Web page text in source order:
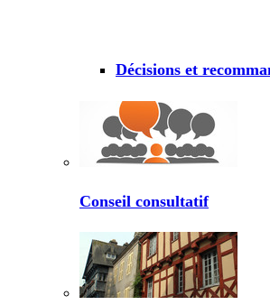
Décisions et
Conseil consultatif